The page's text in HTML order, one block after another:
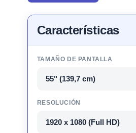
Características
TAMAÑO DE PANTALLA
55" (139,7 cm)
RESOLUCIÓN
1920 x 1080 (Full HD)